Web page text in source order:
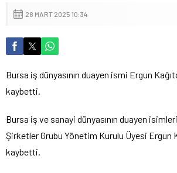
28 MART 2025 10:34
Bursa iş dünyasının duayen ismi Ergun
kaybetti.
Bursa iş ve sanayi dünyasının duayen
Şirketler Grubu Yönetim Kurulu Üyesi Ergun
kaybetti.